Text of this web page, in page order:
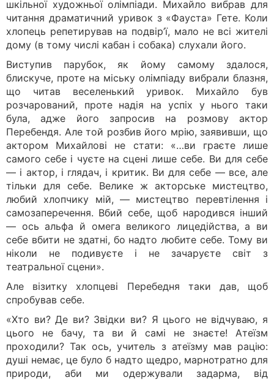
шкільної художньої олімпіади. Михайло вибрав для
читання драматичний уривок з «Фауста» Гете. Коли
хлопець репетирував на подвір’ї, мало не всі жителі
дому (в тому числі кабан і собака) слухали його.
Виступив парубок, як йому самому здалося,
блискуче, проте на міську олімпіаду вибрали блазня,
що читав веселенький уривок. Михайло був
розчарований, проте надія на успіх у нього таки
була, адже його запросив на розмову актор
Перебендя. Але той розбив його мрію, заявивши, що
актором Михайлові не стати: «…ви граєте лише
самого себе і чуєте на сцені лише себе. Ви для себе
— і актор, і глядач, і критик. Ви для себе — все, але
тільки для себе. Велике ж акторське мистецтво,
любий хлопчику мій, — мистецтво перевтілення і
самозаперечення. Вбий себе, щоб народився інший
— ось альфа й омега великого лицедійства, а ви
себе вбити не здатні, бо надто любите себе. Тому ви
ніколи не подивуєте і не зачаруєте світ з
театральної сцени».
Але візитку хлопцеві Перебедня таки дав, щоб
спробував себе.
«Хто ви? Де ви? Звідки ви? Я цього не відчуваю, я
цього не бачу, та ви й самі не знаєте! Атеїзм
проходили? Так ось, учитель з атеїзму мав рацію:
душі немає, це було б надто щедро, марнотратно для
природи, аби ми одержували задарма, від